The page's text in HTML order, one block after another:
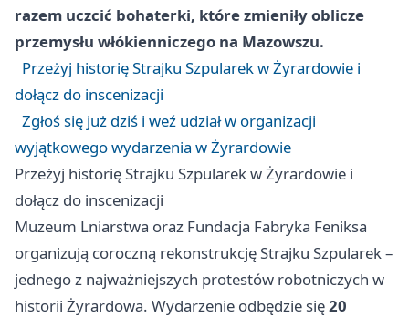
razem uczcić bohaterki, które zmieniły oblicze
przemysłu włókienniczego na Mazowszu.
Przeżyj historię Strajku Szpularek w Żyrardowie i
dołącz do inscenizacji
Zgłoś się już dziś i weź udział w organizacji
wyjątkowego wydarzenia w Żyrardowie
Przeżyj historię Strajku Szpularek w Żyrardowie i
dołącz do inscenizacji
Muzeum Lniarstwa oraz Fundacja Fabryka Feniksa
organizują coroczną rekonstrukcję Strajku Szpularek –
jednego z najważniejszych protestów robotniczych w
historii Żyrardowa. Wydarzenie odbędzie się20